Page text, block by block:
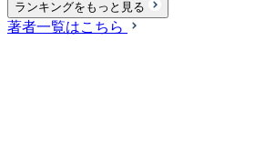
ランキングをもっと見る
著者一覧はこちら